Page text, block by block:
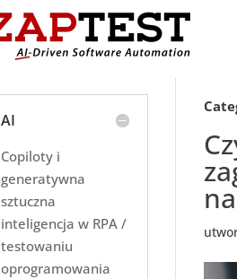
AI
Copiloty i
generatywna
sztuczna
inteligencja w RPA /
testowaniu
oprogramowania